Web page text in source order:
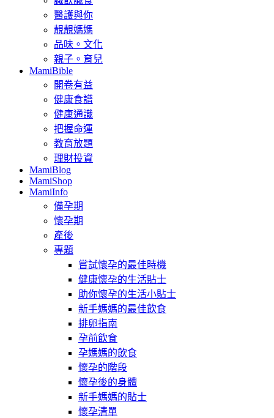
醫護與你
靚靚媽媽
品味。文化
親子。育兒
MamiBible
開卷有益
健康食譜
健康通識
把握命運
教育放題
理財投資
MamiBlog
MamiShop
MamiInfo
備孕期
懷孕期
產後
專題
嘗試懷孕的最佳時機
健康懷孕的生活貼士
助你懷孕的生活小貼士
新手媽媽的最佳飲食
排卵指南
孕前飲食
孕媽媽的飲食
懷孕的階段
懷孕後的身體
新手媽媽的貼士
懷孕清單